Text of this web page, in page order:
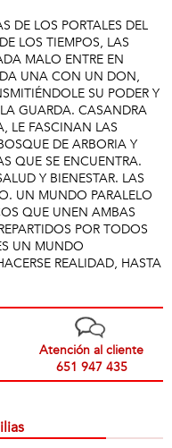
DE LOS PORTALES DEL
LOS TIEMPOS, LAS
MALO ENTRE EN
UNA CON UN DON,
SU PODER Y
GUARDA. CASANDRA
LE FASCINAN LAS
DE ARBORIA Y
QUE SE ENCUENTRA.
Y BIENESTAR. LAS
UN MUNDO PARALELO
QUE UNEN AMBAS
POR TODOS
UN MUNDO
REALIDAD, HASTA
Atención al cliente
651 947 435